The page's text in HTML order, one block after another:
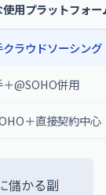
使用プラットフォー
クラウドソーシング
＋@SOHO併用
＋直接契約中心
儲かる副